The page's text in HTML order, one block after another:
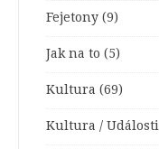
Fejetony (9)
Jak na to (5)
Kultura (69)
Kultura / Události